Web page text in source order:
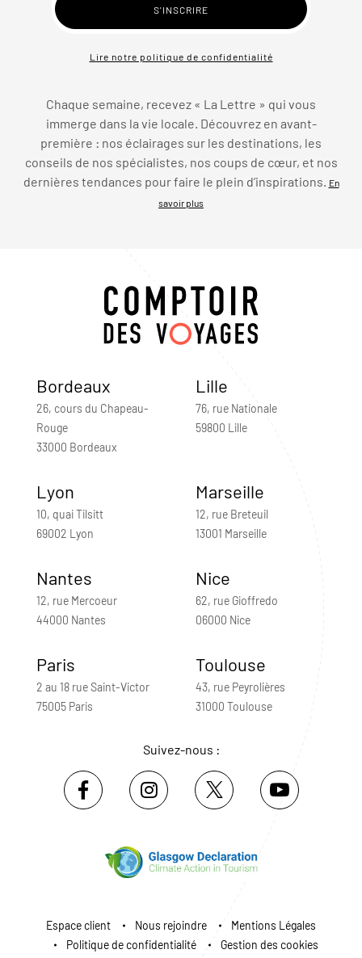
Lire notre politique de confidentialité
Chaque semaine, recevez « La Lettre » qui vous
immerge dans la vie locale. Découvrez en avant-
première : nos éclairages sur les destinations, les
conseils de nos spécialistes, nos coups de cœur, et nos
dernières tendances pour faire le plein d’inspirations. En
savoir plus
Bordeaux
26, cours du Chapeau-
Rouge
33000 Bordeaux
Lille
76, rue Nationale
59800 Lille
Lyon
10, quai Tilsitt
69002 Lyon
Marseille
12, rue Breteuil
13001 Marseille
Nantes
12, rue Mercoeur
44000 Nantes
Nice
62, rue Gioffredo
06000 Nice
Paris
2 au 18 rue Saint-Victor
75005 Paris
Toulouse
43, rue Peyrolières
31000 Toulouse
Suivez-nous :
Espace client Nous rejoindre
Mentions Légales
Politique de confidentialité
Gestion des cookies